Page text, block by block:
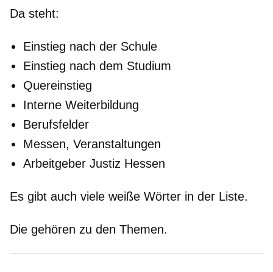
Da steht:
Einstieg nach der Schule
Einstieg nach dem Studium
Quereinstieg
Interne Weiterbildung
Berufsfelder
Messen, Veranstaltungen
Arbeitgeber Justiz Hessen
Es gibt auch viele weiße Wörter in der Liste.
Die gehören zu den Themen.